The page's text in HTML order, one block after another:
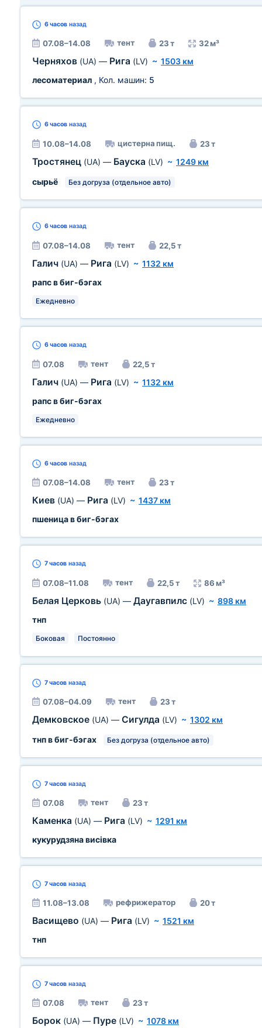
6 часов назад
07.08–14.08 тент 23 т 32 м³
Черняхов (UA) — Рига (LV) ~ 1503 км
лесоматериал , Кол. машин: 5
6 часов назад
10.08–14.08 цистерна пищ. 23 т
Тростянец (UA) — Бауска (LV) ~ 1249 км
сырьё
Без догруза (отдельное авто)
6 часов назад
07.08–14.08 тент 22,5 т
Галич (UA) — Рига (LV) ~ 1132 км
рапс в биг-бэгах
Ежедневно
6 часов назад
07.08 тент 22,5 т
Галич (UA) — Рига (LV) ~ 1132 км
рапс в биг-бэгах
Ежедневно
6 часов назад
07.08–14.08 тент 23 т
Киев (UA) — Рига (LV) ~ 1437 км
пшеница в биг-бэгах
7 часов назад
07.08–11.08 тент 22,5 т 86 м³
Белая Церковь (UA) — Даугавпилс (LV) ~ 898 км
тнп
Боковая Постоянно
7 часов назад
07.08–04.09 тент 23 т
Демковское (UA) — Сигулда (LV) ~ 1302 км
тнп в биг-бэгах
Без догруза (отдельное авто)
7 часов назад
07.08 тент 23 т
Каменка (UA) — Рига (LV) ~ 1291 км
кукурудзяна висівка
7 часов назад
11.08–13.08 рефрижератор 20 т
Васищево (UA) — Рига (LV) ~ 1521 км
тнп
7 часов назад
07.08 тент 23 т
Борок (UA) — Пуре (LV) ~ 1078 км